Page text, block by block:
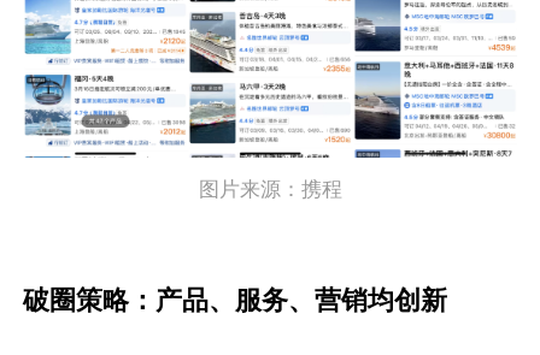
图片来源：携程
破圈策略：产品、服务、营销均创新